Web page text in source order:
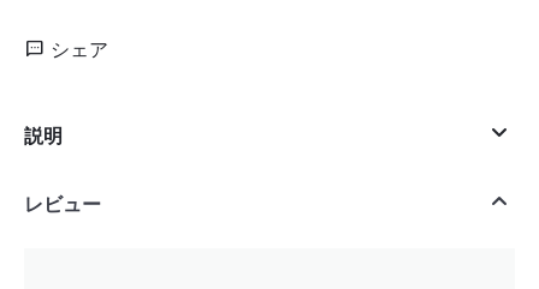
シェア
説明
レビュー